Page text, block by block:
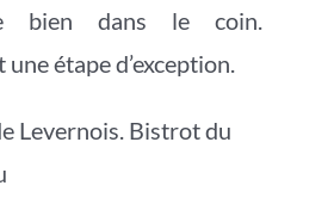
bien dans le coin.
étape d’exception.
Levernois. Bistrot du